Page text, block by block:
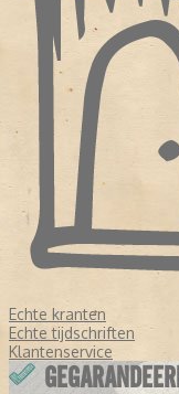
Echte kranten
Echte tijdschriften
Klantenservice